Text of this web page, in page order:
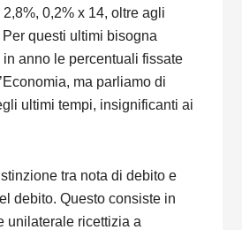
0,2% x 14, oltre agli
questi ultimi bisogna
anno le percentuali fissate
ma parliamo di
ultimi tempi, insignificanti ai
tra nota di debito e
debito. Questo consiste in
unilaterale ricettizia a